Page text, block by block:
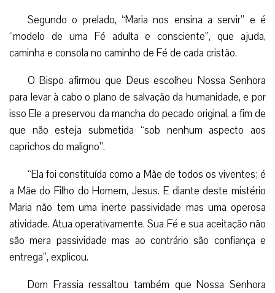
Segundo o prelado, “Maria nos ensina a servir” e é
“modelo de uma Fé adulta e consciente”, que ajuda,
caminha e consola no caminho de Fé de cada cristão.
O Bispo afirmou que Deus escolheu Nossa Senhora
para levar à cabo o plano de salvação da humanidade, e por
isso Ele a preservou da mancha do pecado original, a fim de
que não esteja submetida “sob nenhum aspecto aos
caprichos do maligno”.
“Ela foi constituída como a Mãe de todos os viventes; é
a Mãe do Filho do Homem, Jesus. E diante deste mistério
Maria não tem uma inerte passividade mas uma operosa
atividade. Atua operativamente. Sua Fé e sua aceitação não
são mera passividade mas ao contrário são confiança e
entrega”, explicou.
Dom Frassia ressaltou também que Nossa Senhora